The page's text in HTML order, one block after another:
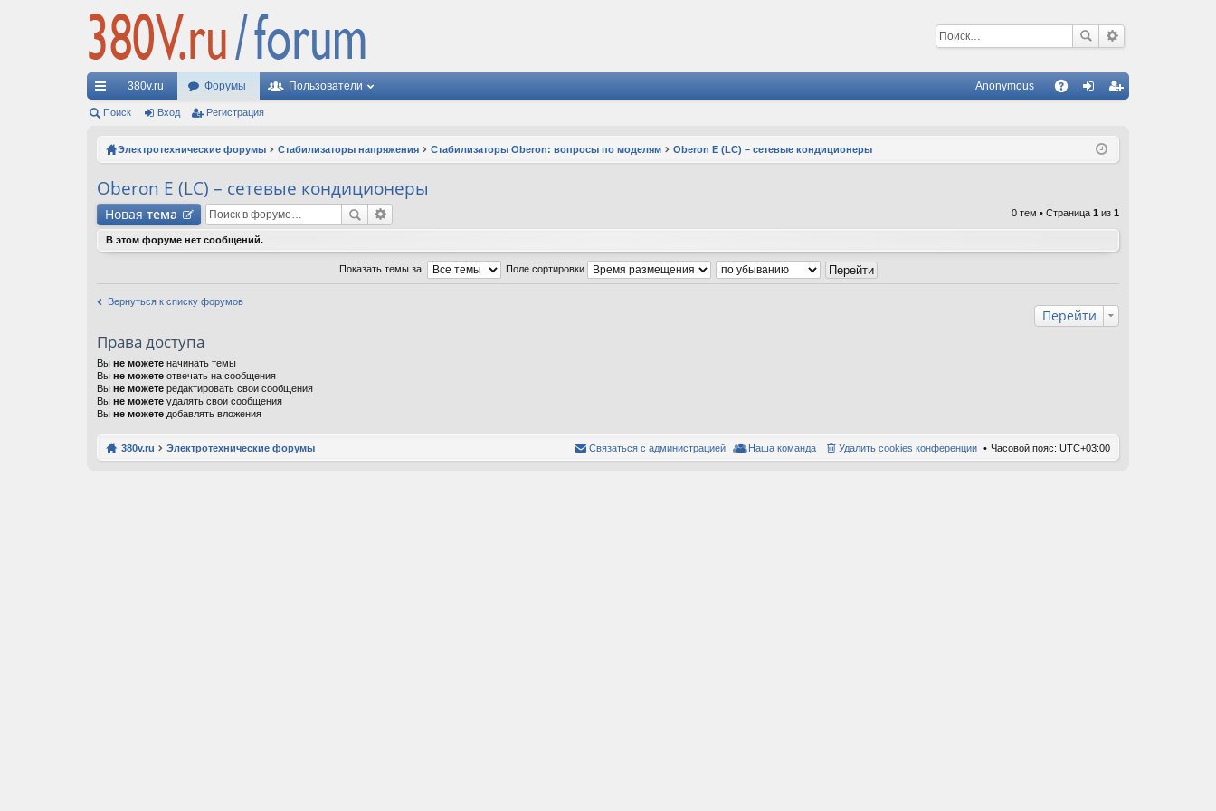
С
с
и
380v.ru Форумы Пользователи Anonymous
ис
Поиск Вход Регистрация
Электротехнические форумы Стабилизаторы напряжения Стабилизаторы Oberon: вопросы по моделям Oberon E (LC) – сетевые кондиционеры
Oberon E (LC) – сетевые кондиционеры
Новая тема 0 тем • Страница 1 из 1
В этом форуме нет сообщений.
Показать темы за: Поле сортировки
Вернуться к списку форумов
Перейти
Права доступа
Вы не можете начинать темы
Вы не можете отвечать на сообщения
Вы не можете редактировать свои сообщения
Вы не можете удалять свои сообщения
Вы не можете добавлять вложения
380v.ru Электротехнические форумы Часовой пояс: UTC+03:00
Удалить cookies конференции
Наша команда
Связаться с администрацией